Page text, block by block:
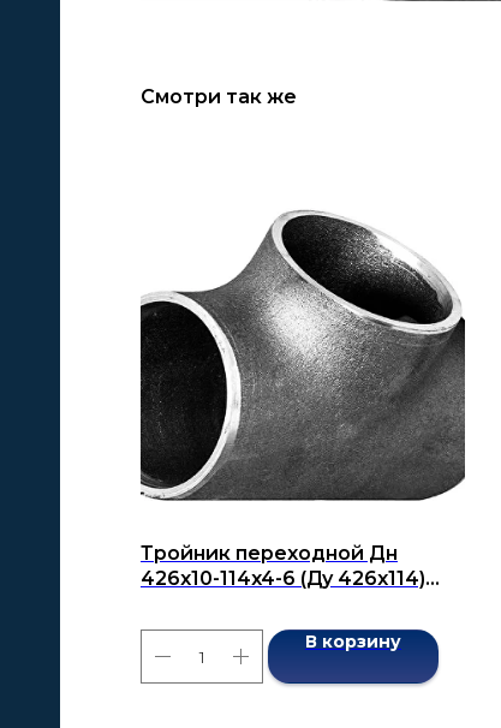
Смотри так же
Тройник переходной Дн
426x10-114x4-6 (Ду 426x114)
В корзину